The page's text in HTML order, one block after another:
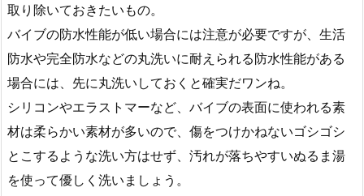
取り除いておきたいもの。
バイブの防水性能が低い場合には注意が必要ですが、生活
防水や完全防水などの丸洗いに耐えられる防水性能がある
場合には、先に丸洗いしておくと確実だワンね。
シリコンやエラストマーなど、バイブの表面に使われる素
材は柔らかい素材が多いので、傷をつけかねないゴシゴシ
とこするような洗い方はせず、汚れが落ちやすいぬるま湯
を使って優しく洗いましょう。